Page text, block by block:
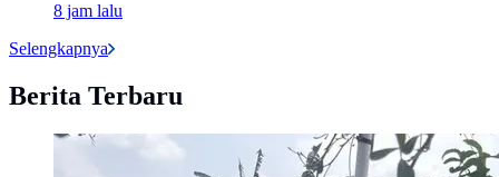
8 jam lalu
Selengkapnya
Berita Terbaru